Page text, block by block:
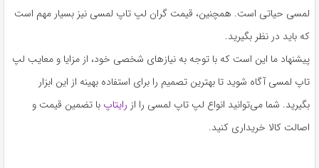
لمسی حیاتی است. همچنین، قیمت گران لپ تاپ لمسی نیز بسیار مهم است
که باید در نظر بگیرید.
پیشنهاد ما این است که با توجه به نیازهای شخصی خود، از مزایا و معایب لپ
تاپ لمسی آگاه شوید تا بهترین تصمیم را برای استفاده بهینه از این ابزار
بگیرید. شما می‌توانید انواع لپ تاپ لمسی را از رایتاپ با تضمین قیمت و
اصالت کالا خریداری کنید.